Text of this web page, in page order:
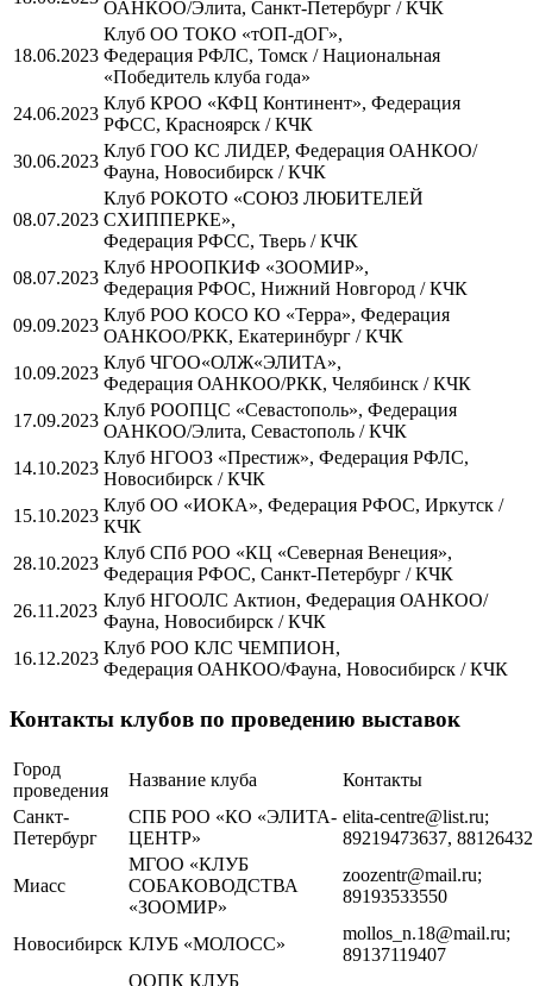
ОАНКОО/Элита, Санкт-Петербург / КЧК
18.06.2023
Клуб ОО ТОКО «тОП-дОГ»,
Федерация РФЛС, Томск / Национальная
«Победитель клуба года»
24.06.2023
Клуб КРОО «КФЦ Континент», Федерация
РФСС, Красноярск / КЧК
30.06.2023
Клуб ГОО КС ЛИДЕР, Федерация ОАНКОО/
Фауна, Новосибирск / КЧК
08.07.2023
Клуб РОКОТО «СОЮЗ ЛЮБИТЕЛЕЙ
СХИППЕРКЕ»,
Федерация РФСС, Тверь / КЧК
08.07.2023
Клуб НРООПКИФ «ЗООМИР»,
Федерация РФОС, Нижний Новгород / КЧК
09.09.2023
Клуб РОО КОСО КО «Терра», Федерация
ОАНКОО/РКК, Екатеринбург / КЧК
10.09.2023
Клуб ЧГОО«ОЛЖ«ЭЛИТА»,
Федерация ОАНКОО/РКК, Челябинск / КЧК
17.09.2023
Клуб РООПЦС «Севастополь», Федерация
ОАНКОО/Элита, Севастополь / КЧК
14.10.2023
Клуб НГООЗ «Престиж», Федерация РФЛС,
Новосибирск / КЧК
15.10.2023
Клуб ОО «ИОКА», Федерация РФОС, Иркутск /
КЧК
28.10.2023
Клуб СПб РОО «КЦ «Северная Венеция»,
Федерация РФОС, Санкт-Петербург / КЧК
26.11.2023
Клуб НГООЛС Актион, Федерация ОАНКОО/
Фауна, Новосибирск / КЧК
16.12.2023
Клуб РОО КЛС ЧЕМПИОН,
Федерация ОАНКОО/Фауна, Новосибирск / КЧК
Контакты клубов по проведению выставок
Город
проведения
Название клуба
Контакты
Санкт-
Петербург
СПБ РОО «КО «ЭЛИТА-
ЦЕНТР»
elita-centre@list.ru;
89219473637,
Миасс
МГОО «КЛУБ
СОБАКОВОДСТВА
«ЗООМИР»
zoozentr@mail.ru;
89193533550
Новосибирск КЛУБ «МОЛОСС»
mollos_n.18@mail.ru;
89137119407
ООПК КЛУБ